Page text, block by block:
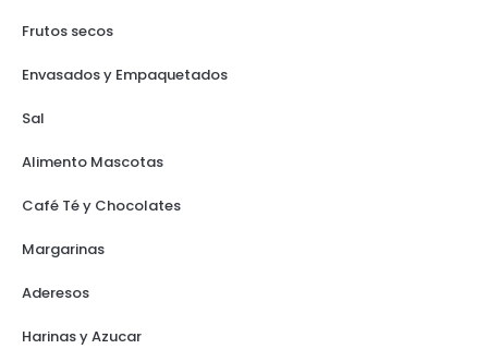
Frutos secos
Envasados y Empaquetados
Sal
Alimento Mascotas
Café Té y Chocolates
Margarinas
Aderesos
Harinas y Azucar